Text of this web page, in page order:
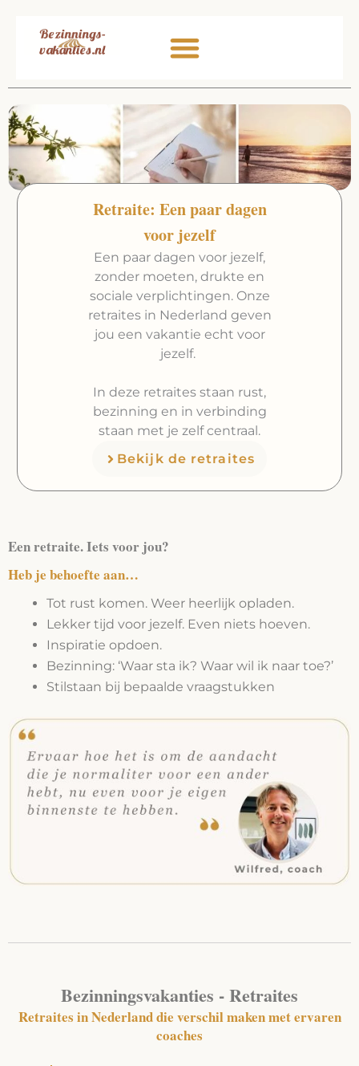
Retraite: Een paar dagen
voor jezelf
Een paar dagen voor jezelf,
zonder moeten, drukte en
sociale verplichtingen. Onze
retraites in Nederland geven
jou een vakantie echt voor
jezelf.
In deze retraites staan rust,
bezinning en in verbinding
staan met je zelf centraal.
Bekijk de retraites
Een retraite. Iets voor jou?
Heb je behoefte aan…
Tot rust komen. Weer heerlijk opladen.
Lekker tijd voor jezelf. Even niets hoeven.
Inspiratie opdoen.
Bezinning: ‘Waar sta ik? Waar wil ik naar toe?’
Stilstaan bij bepaalde vraagstukken
Bezinningsvakanties - Retraites
Retraites in Nederland die verschil maken met ervaren
coaches